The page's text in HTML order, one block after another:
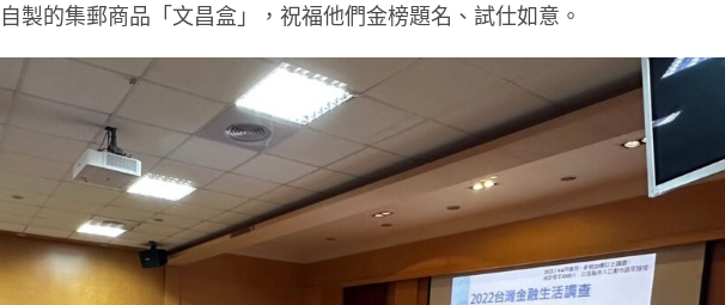
製的集郵商品「文昌盒」，祝福他們金榜題名、試仕如意。